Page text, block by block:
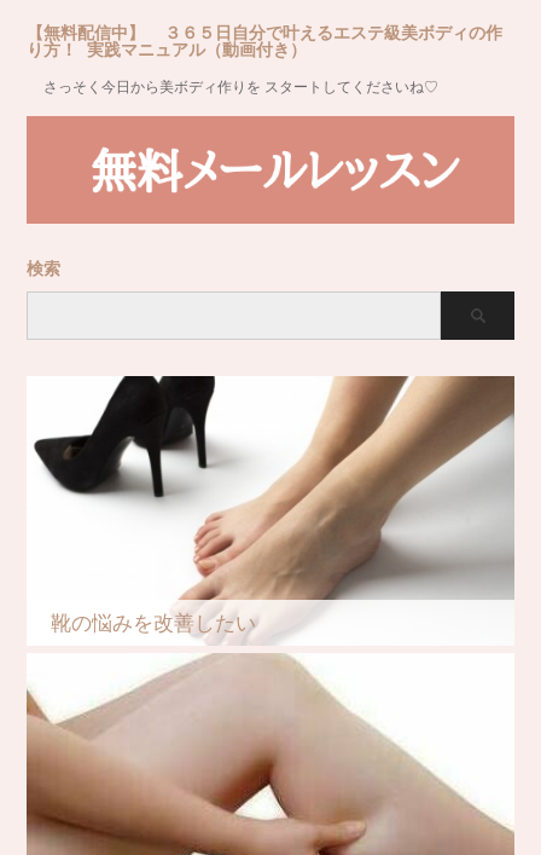
【無料配信中】 ３６５日自分で叶えるエステ級美ボディの作
り方！ 実践マニュアル（動画付き）
さっそく今日から美ボディ作りを スタートしてくださいね♡
検索
靴の悩みを改善したい